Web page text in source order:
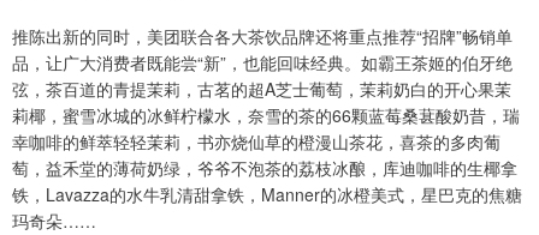
推陈出新的同时，美团联合各大茶饮品牌还将重点推荐“招牌”畅销单
品，让广大消费者既能尝“新”，也能回味经典。如霸王茶姬的伯牙绝
弦，茶百道的青提茉莉，古茗的超A芝士葡萄，茉莉奶白的开心果茉
莉椰，蜜雪冰城的冰鲜柠檬水，奈雪的茶的66颗蓝莓桑葚酸奶昔，瑞
幸咖啡的鲜萃轻轻茉莉，书亦烧仙草的橙漫山茶花，喜茶的多肉葡
萄，益禾堂的薄荷奶绿，爷爷不泡茶的荔枝冰酿，库迪咖啡的生椰拿
铁，Lavazza的水牛乳清甜拿铁，Manner的冰橙美式，星巴克的焦糖
玛奇朵……